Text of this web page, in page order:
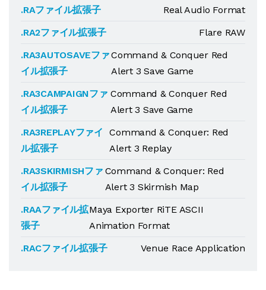
.RAファイル拡張子
Real Audio Format
.RA2ファイル拡張子
Flare RAW
.RA3AUTOSAVEファ
イル拡張子
Command & Conquer Red
Alert 3 Save Game
.RA3CAMPAIGNファ
イル拡張子
Command & Conquer Red
Alert 3 Save Game
.RA3REPLAYファイ
ル拡張子
Command & Conquer: Red
Alert 3 Replay
.RA3SKIRMISHファ
イル拡張子
Command & Conquer: Red
Alert 3 Skirmish Map
.RAAファイル拡
張子
Maya Exporter RiTE ASCII
Animation Format
.RACファイル拡張子
Venue Race Application